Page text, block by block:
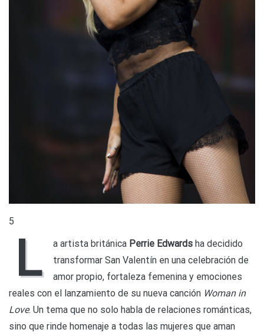
5
L a artista británica Perrie Edwards ha decidido
transformar San Valentín en una celebración de
amor propio, fortaleza femenina y emociones
reales con el lanzamiento de su nueva canción Woman in
Love. Un tema que no solo habla de relaciones románticas,
sino que rinde homenaje a todas las mujeres que aman